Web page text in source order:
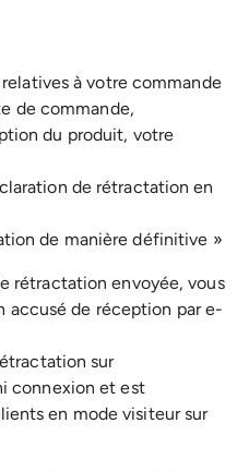
à votre commande
de commande,
du produit, votre
de rétractation en
de manière définitive »
rétractation envoyée, vous
accusé de réception par e-
sur
connexion et est
en mode visiteur sur